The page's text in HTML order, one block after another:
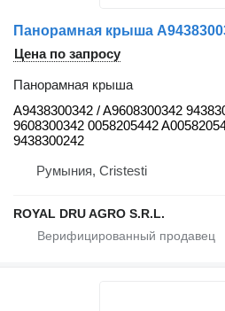
Цена по запросу
Панорамная крыша
A9438300342 / A9608300342
9608300342 0058205442
9438300242
Румыния, Cristesti
ROYAL DRU AGRO S.R.L.